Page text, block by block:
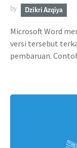
by Dzikri Azqiya
Microsoft Word
versi tersebut
pembaruan.